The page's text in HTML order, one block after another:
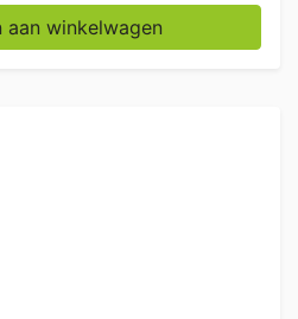
Tenerife Schepijsvitrine 10
aan winkelwagen